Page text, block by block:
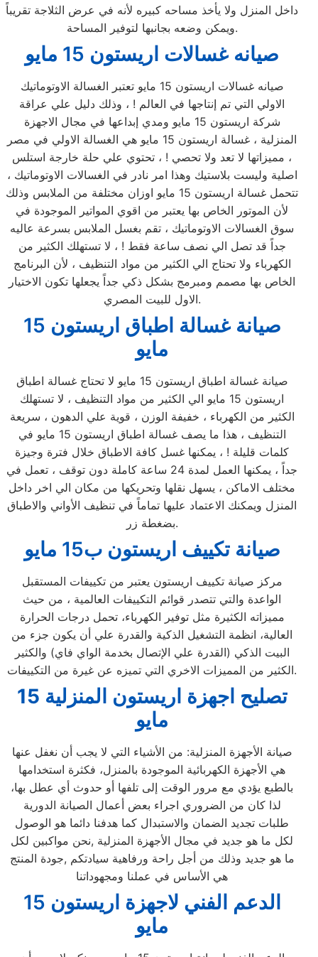
داخل المنزل ولا يأخذ مساحه كبيره لأنه في عرض الثلاجة تقريباً
ويمكن وضعه بجانبها لتوفير المساحة.
صيانه غسالات اريستون 15 مايو
صيانه غسالات اريستون 15 مايو تعتبر الغسالة الاوتوماتيك
الاولي التي تم إنتاجها في العالم ! ، وذلك دليل علي عراقة
شركة اريستون 15 مايو ومدي إبداعها في مجال الاجهزة
المنزلية ، غسالة اريستون 15 مايو هي الغسالة الاولي في مصر
، مميزاتها لا تعد ولا تحصي ! ، تحتوي علي حلة خارجة استلس
اصلية وليست بلاستيك وهذا امر نادر في الغسالات الاوتوماتيك ،
تتحمل غسالة اريستون 15 مايو اوزان مختلفة من الملابس وذلك
لأن الموتور الخاص بها يعتبر من اقوي المواتير الموجودة في
سوق الغسالات الاوتوماتيك ، تقم بغسل الملابس بسرعة عاليه
جداً قد تصل الي نصف ساعة فقط ! ، لا تستهلك الكثير من
الكهرباء ولا تحتاج الي الكثير من مواد التنظيف ، لأن البرنامج
الخاص بها مصمم ومبرمج بشكل ذكي جداً يجعلها تكون الاختيار
الاول للبيت المصري.
صيانة غسالة اطباق اريستون 15
مايو
صيانة غسالة اطباق اريستون 15 مايو لا تحتاج غسالة اطباق
اريستون 15 مايو الي الكثير من مواد التنظيف ، لا تستهلك
الكثير من الكهرباء ، خفيفة الوزن ، قوية علي الدهون ، سريعة
التنظيف ، هذا ما يصف غسالة اطباق اريستون 15 مايو في
كلمات قليلة ! ، يمكنها غسل كافة الاطباق خلال فترة وجيزة
جداً ، يمكنها العمل لمدة 24 ساعة كاملة دون توقف ، تعمل في
مختلف الاماكن ، يسهل نقلها وتحريكها من مكان الي اخر داخل
المنزل ويمكنك الاعتماد عليها تماماً في تنظيف الأواني والاطباق
بضغطة زر.
صيانة تكييف اريستون ب15 مايو
مركز صيانة تكييف اريستون يعتبر من تكييفات المستقبل
الواعدة والتي تتصدر قوائم التكييفات العالمية ، من حيث
مميزاته الكثيرة مثل توفير الكهرباء، تحمل درجات الحرارة
العالية، انظمة التشغيل الذكية والقدرة علي أن يكون جزء من
البيت الذكي (القدرة علي الإتصال بخدمة الواي فاي) والكثير
الكثير من المميزات الاخري التي تميزه عن غيرة من التكييفات.
تصليح اجهزة اريستون المنزلية 15
مايو
صيانة الأجهزة المنزلية: من الأشياء التي لا يجب أن نغفل عنها
هي الأجهزة الكهربائية الموجودة بالمنزل، فكثرة استخدامها
بالطبع يؤدي مع مرور الوقت إلى تلفها أو حدوث أي عطل بها،
لذا كان من الضروري اجراء بعض أعمال الصيانة الدورية
طلبات تجديد الضمان والاستبدال كما هدفنا دائما هو الوصول
لكل ما هو جديد في مجال الأجهزة المنزلية ,نحن مواكبين لكل
ما هو جديد وذلك من أجل راحة ورفاهية سيادتكم ,جودة المنتج
هي الأساس في عملنا ومجهوداتنا
الدعم الفني لاجهزة اريستون 15
مايو